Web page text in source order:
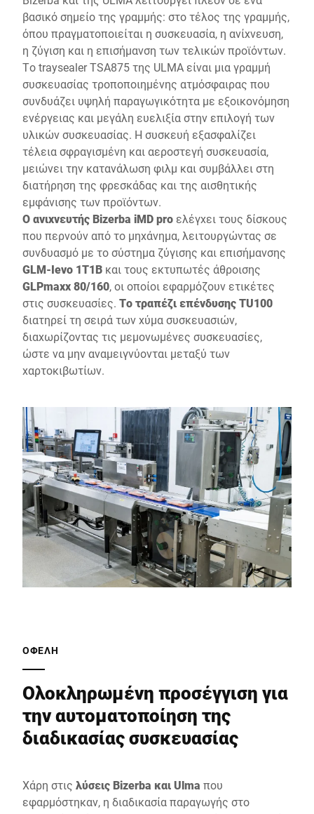
βασικό σημείο της γραμμής: στο τέλος της γραμμής,
όπου πραγματοποιείται η συσκευασία, η ανίχνευση,
η ζύγιση και η επισήμανση των τελικών προϊόντων.
Το traysealer TSA875 της ULMA είναι μια γραμμή
συσκευασίας τροποποιημένης ατμόσφαιρας που
συνδυάζει υψηλή παραγωγικότητα με εξοικονόμηση
ενέργειας και μεγάλη ευελιξία στην επιλογή των
υλικών συσκευασίας. Η συσκευή εξασφαλίζει
τέλεια σφραγισμένη και αεροστεγή συσκευασία,
μειώνει την κατανάλωση φιλμ και συμβάλλει στη
διατήρηση της φρεσκάδας και της αισθητικής
εμφάνισης των προϊόντων.
Ο ανιχνευτής Bizerba iMD proελέγχει τους δίσκους
που περνούν από το μηχάνημα, λειτουργώντας σε
συνδυασμό με το σύστημα ζύγισης και επισήμανσης
GLM-Ievo 1T1B και τους εκτυπωτές άθροισης
GLPmaxx 80/160, οι οποίοι εφαρμόζουν ετικέτες
στις συσκευασίες. Το τραπέζι επένδυσης TU100
διατηρεί τη σειρά των χύμα συσκευασιών,
διαχωρίζοντας τις μεμονωμένες συσκευασίες,
ώστε να μην αναμειγνύονται μεταξύ των
χαρτοκιβωτίων.
ΟΦΈΛΗ
Ολοκληρωμένη προσέγγιση για
την αυτοματοποίηση της
διαδικασίας συσκευασίας
Χάρη στις λύσεις Bizerba και Ulma που
εφαρμόστηκαν, η διαδικασία παραγωγής στο